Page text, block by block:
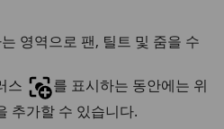
영역으로 팬, 틸트 및 줌을 수
스
를 표시하는 동안에는 위
추가할 수 있습니다.